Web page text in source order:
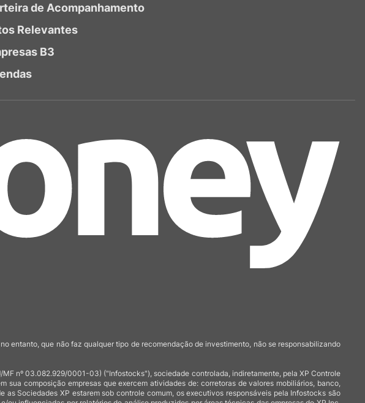
de Acompanhamento
Relevantes
B3
entanto, que não faz qualquer tipo de recomendação de investimento, não se responsabilizando
nº 03.082.929/0001-03) ("Infostocks"), sociedade controlada, indiretamente, pela XP Controle
composição empresas que exercem atividades de: corretoras de valores mobiliários, banco,
Sociedades XP estarem sob controle comum, os executivos responsáveis pela Infostocks são